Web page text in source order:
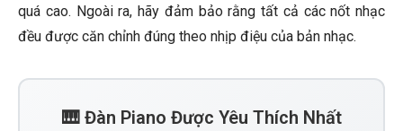
quá cao. Ngoài ra, hãy đảm bảo rằng tất cả các nốt nhạc
đều được căn chỉnh đúng theo nhịp điệu của bản nhạc.
🎹 Đàn Piano Được Yêu Thích Nhất